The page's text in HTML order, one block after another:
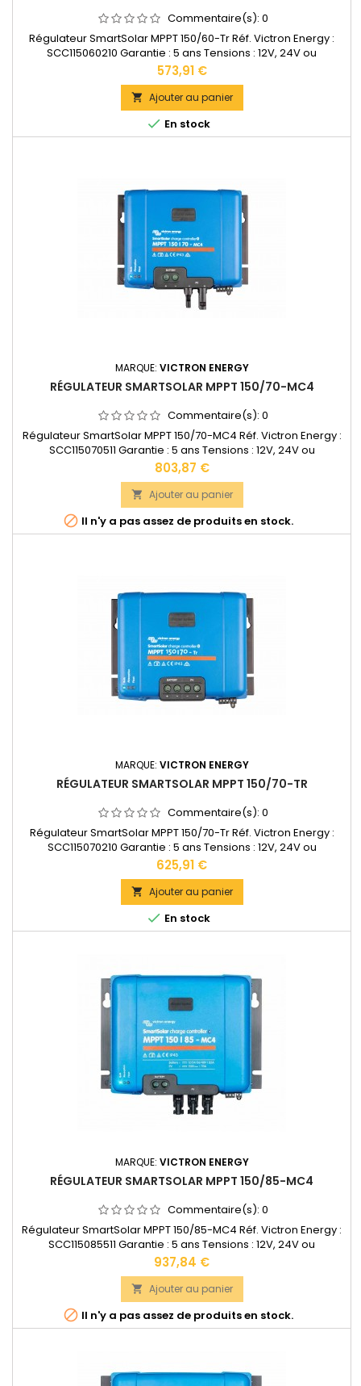
Commentaire(s): 0
Régulateur SmartSolar MPPT 150/60-Tr Réf. Victron Energy :
SCC115060210 Garantie : 5 ans Tensions : 12V, 24V ou
48VAccepte en 12V jusqu'à 860W de panneaux solaires.
Accepte en 24V jusqu'à 1720W de panneaux solaires.
Accepte en 48V jusqu'à 3440W de panneaux solaires.Bornes
de puissance: 35 mm2 Dimensions : 185 x 250 x 95 mm Poids :
3 kg...
Prix
573,91 €
 Ajouter au panier
 En stock
MARQUE: VICTRON ENERGY
RÉGULATEUR SMARTSOLAR MPPT 150/70-MC4
Commentaire(s): 0
Régulateur SmartSolar MPPT 150/70-MC4 Réf. Victron Energy :
SCC115070511 Garantie : 5 ans Tensions : 12V, 24V ou
48VAccepte en 12V jusqu'à 1000W de panneaux solaires.
Accepte en 24V jusqu'à 2000W de panneaux solaires.
Accepte en 48V jusqu'à 4000W de panneaux solaires.Bornes
de puissance: 35 mm2 Dimensions : 215 x 250 x 95 mm Poids :
3 kg...
Prix
803,87 €
 Ajouter au panier
 Il n'y a pas assez de produits en stock.
MARQUE: VICTRON ENERGY
RÉGULATEUR SMARTSOLAR MPPT 150/70-TR
Commentaire(s): 0
Régulateur SmartSolar MPPT 150/70-Tr Réf. Victron Energy :
SCC115070210 Garantie : 5 ans Tensions : 12V, 24V ou
48VAccepte en 12V jusqu'à 1000W de panneaux solaires.
Accepte en 24V jusqu'à 2000W de panneaux solaires.
Accepte en 48V jusqu'à 4000W de panneaux solaires.Bornes
de puissance: 35 mm2 Dimensions : 185 x 250 x 95 mm Poids :
3 kg...
Prix
625,91 €
 Ajouter au panier
 En stock
MARQUE: VICTRON ENERGY
RÉGULATEUR SMARTSOLAR MPPT 150/85-MC4
Commentaire(s): 0
Régulateur SmartSolar MPPT 150/85-MC4 Réf. Victron Energy :
SCC115085511 Garantie : 5 ans Tensions : 12V, 24V ou
48VAccepte en 12V jusqu'à 1200W de panneaux solaires.
Accepte en 24V jusqu'à 2400W de panneaux solaires.
Accepte en 48V jusqu'à 4900W de panneaux solaires.Bornes
de puissance: 35 mm2 Dimensions : 216 x 295 x 103 mm Poids :
4,5...
Prix
937,84 €
 Ajouter au panier
 Il n'y a pas assez de produits en stock.